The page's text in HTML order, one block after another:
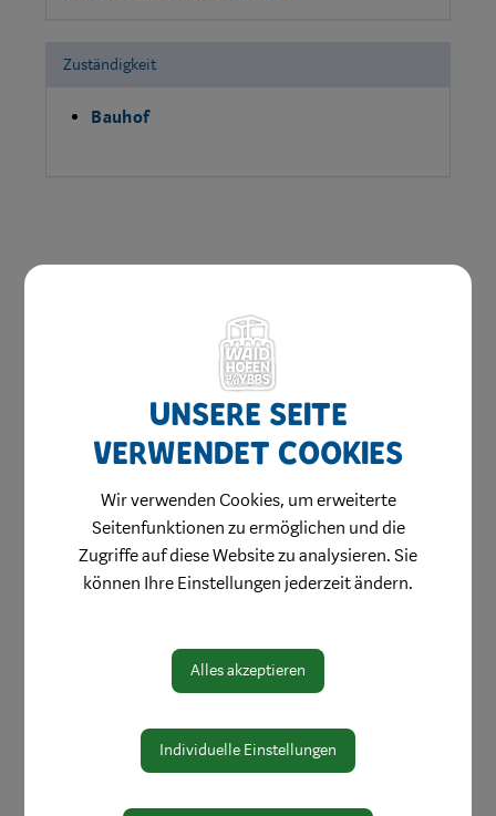
Zuständigkeit
Bauhof
Amtswege
MitarbeiterInnen
Leitbild
Digitale Amtstafel
Öffnungszeiten
Protokolle & Publikationen
Amtssignatur
Unsere Seite
verwendet Cookies
Wir verwenden Cookies, um erweiterte
Seitenfunktionen zu ermöglichen und die
Zugriffe auf diese Website zu analysieren. Sie
können Ihre Einstellungen jederzeit ändern.
Alles akzeptieren
Individuelle Einstellungen